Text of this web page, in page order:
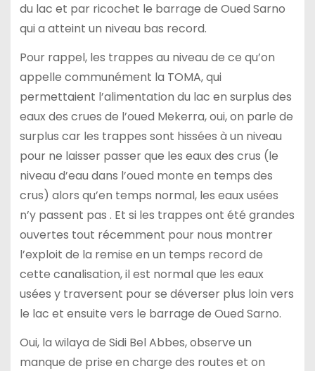
du lac et par ricochet le barrage de Oued Sarno
qui a atteint un niveau bas record.
Pour rappel, les trappes au niveau de ce qu’on
appelle communément la TOMA, qui
permettaient l’alimentation du lac en surplus des
eaux des crues de l’oued Mekerra, oui, on parle de
surplus car les trappes sont hissées à un niveau
pour ne laisser passer que les eaux des crus (le
niveau d’eau dans l’oued monte en temps des
crus) alors qu’en temps normal, les eaux usées
n’y passent pas . Et si les trappes ont été grandes
ouvertes tout récemment pour nous montrer
l’exploit de la remise en un temps record de
cette canalisation, il est normal que les eaux
usées y traversent pour se déverser plus loin vers
le lac et ensuite vers le barrage de Oued Sarno.
Oui, la wilaya de Sidi Bel Abbes, observe un
manque de prise en charge des routes et on